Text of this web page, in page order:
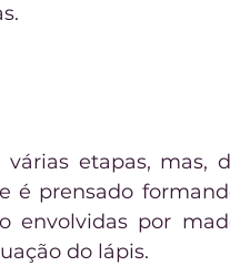
etapas, mas,
é prensado
envolvidas por
do lápis.